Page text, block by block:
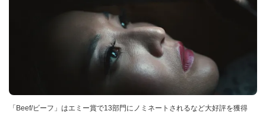
「Beef/ビーフ」はエミー賞で13部門にノミネートされるなど大好評を獲得